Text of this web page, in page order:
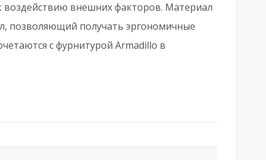
внешних факторов. Материал
позволяющий получать эргономичные
с фурнитурой Armadillo в